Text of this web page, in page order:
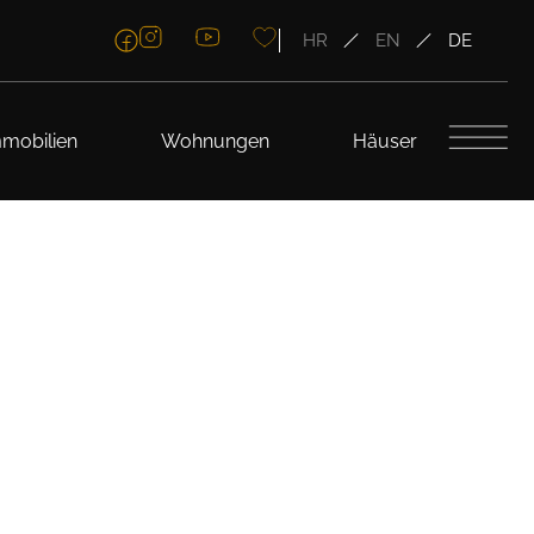
HR EN DE
Wohnungen Häuser